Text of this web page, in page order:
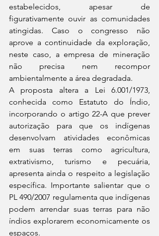
estabelecidos, apesar de
figurativamente ouvir as comunidades
atingidas. Caso o congresso não
aprove a continuidade da exploração,
neste caso, a empresa de mineração
não precisa nem recompor
ambientalmente a área degradada.
A proposta altera a Lei 6.001/1973,
conhecida como Estatuto do Índio,
incorporando o artigo 22-A que prever
autorização para que os indígenas
desenvolvam atividades econômicas
em suas terras como agricultura,
extrativismo, turismo e pecuária,
apresenta ainda o respeito a legislação
específica. Importante salientar que o
PL 490/2007 regulamenta que indígenas
podem arrendar suas terras para não
índios explorarem economicamente os
espaços.